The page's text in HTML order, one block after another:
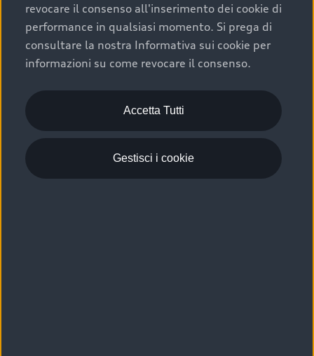
Acquistare un’auto usata in una Concessionaria ufficiale
Audi che offre l’usato garantito tramite Audi Prima
Scelta :plus, significa affidarsi ad un prodotto che viene
sottoposto a 110 controlli approfonditi e coperto da
garanzia fino a 4 anni per una maggiore tutela del tuo
acquisto.
revocare il consenso all'inserimento dei cookie di
performance in qualsiasi momento. Si prega di
consultare la nostra Informativa sui cookie per
informazioni su come revocare il consenso.
Accetta Tutti
Gestisci i cookie